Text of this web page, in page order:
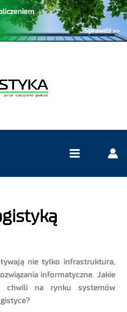
nie tylko infrastruktura,
informatyczne. Jakie
chwili na rynku systemów